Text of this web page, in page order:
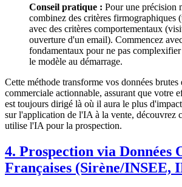
Conseil pratique : Pour une précision
combinez des critères firmographiques
avec des critères comportementaux
ouverture d'un email). Commencez
fondamentaux pour ne pas
le modèle au démarrage.
Cette méthode transforme vos données
commerciale actionnable, assurant que votre
est toujours dirigé là où il aura le plus
sur l'application de l'IA à la vente, découvrez
utilise l'IA pour la prospection.
4. Prospection via Données
Françaises (Sirène/INSEE,